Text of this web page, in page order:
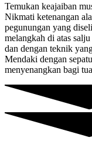
Temukan keajaiban
Nikmati ketenangan
pegunungan yang
melangkah di atas
dan dengan teknik
Mendaki dengan
menyenangkan bagi